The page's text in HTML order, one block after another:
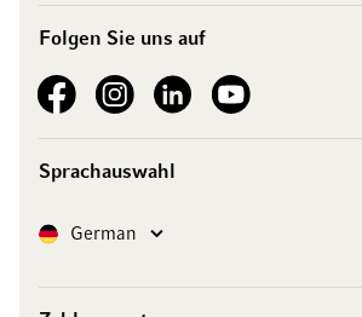
Folgen Sie uns auf
See our FacebookSee our Instagram account
See our LinkedInSee our YouTube channel
Sprachauswahl
SpracheGerman